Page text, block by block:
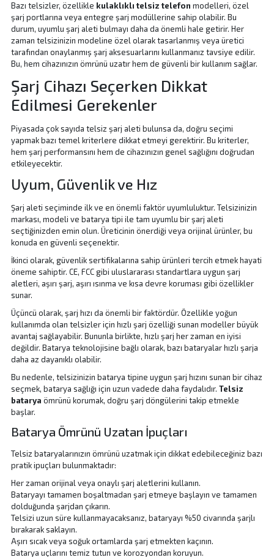
Bazı telsizler, özellikle kulaklıklı telsiz telefon modelleri, özel
şarj portlarına veya entegre şarj modüllerine sahip olabilir. Bu
durum, uyumlu şarj aleti bulmayı daha da önemli hale getirir. Her
zaman telsizinizin modeline özel olarak tasarlanmış veya üretici
tarafından onaylanmış şarj aksesuarlarını kullanmanız tavsiye edilir.
Bu, hem cihazınızın ömrünü uzatır hem de güvenli bir kullanım sağlar.
Şarj Cihazı Seçerken Dikkat
Edilmesi Gerekenler
Piyasada çok sayıda telsiz şarj aleti bulunsa da, doğru seçimi
yapmak bazı temel kriterlere dikkat etmeyi gerektirir. Bu kriterler,
hem şarj performansını hem de cihazınızın genel sağlığını doğrudan
etkileyecektir.
Uyum, Güvenlik ve Hız
Şarj aleti seçiminde ilk ve en önemli faktöruyumluluktur. Telsizinizin
markası, modeli ve batarya tipi ile tam uyumlu bir şarj aleti
seçtiğinizden emin olun. Üreticinin önerdiği veya orijinal ürünler, bu
konuda en güvenli seçenektir.
İkinci olarak, güvenlik sertifikalarına sahip ürünleri tercih etmek hayati
öneme sahiptir. CE, FCC gibi uluslararası standartlara uygun şarj
aletleri, aşırı şarj, aşırı ısınma ve kısa devre koruması gibi özellikler
sunar.
Üçüncü olarak,şarj hızı da önemli bir faktördür. Özellikle yoğun
kullanımda olan telsizler için hızlı şarj özelliği sunan modeller büyük
avantaj sağlayabilir. Bununla birlikte, hızlı şarj her zaman en iyisi
değildir. Batarya teknolojisine bağlı olarak, bazı bataryalar hızlı şarja
daha az dayanıklı olabilir.
Bu nedenle, telsizinizin batarya tipine uygun şarj hızını sunan bir cihaz
seçmek, batarya sağlığı için uzun vadede daha faydalıdır.Telsiz
batarya ömrünü korumak, doğru şarj döngülerini takip etmekle
başlar.
Batarya Ömrünü Uzatan İpuçları
Telsiz bataryalarınızın ömrünü uzatmak için dikkat edebileceğiniz bazı
pratik ipuçları bulunmaktadır:
Her zaman orijinal veya onaylı şarj aletlerini kullanın.
Bataryayı tamamen boşaltmadan şarj etmeye başlayın ve tamamen
dolduğunda şarjdan çıkarın.
Telsizi uzun süre kullanmayacaksanız, bataryayı %50 civarında şarjlı
bırakarak saklayın.
Aşırı sıcak veya soğuk ortamlarda şarj etmekten kaçının.
Batarya uçlarını temiz tutun ve korozyondan koruyun.